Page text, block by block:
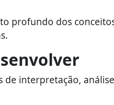
profundo dos
de interpretação,